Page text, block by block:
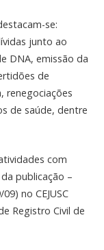
se:
junto ao
DNA, emissão da
de
renegociações
de saúde, dentre
com
publicação –
no CEJUSC
Registro Civil de